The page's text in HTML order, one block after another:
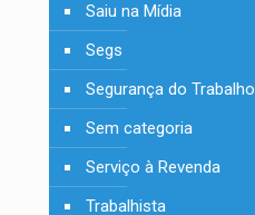
Saiu na Mídia
Segs
Segurança do Trabalho
Sem categoria
Serviço à Revenda
Trabalhista